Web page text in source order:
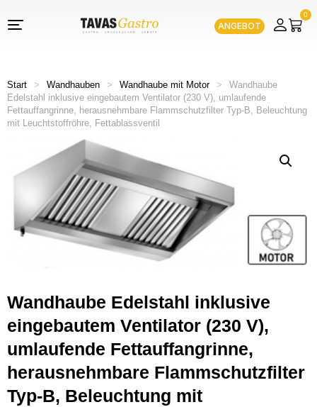
ANGEBOT
0
Start > Wandhauben > Wandhaube mit Motor >
Wandhaube
Edelstahl inklusive eingebautem Ventilator (230 V), umlaufende
Fettauffangrinne, herausnehmbare Flammschutzfilter Typ-B, Beleuchtung
mit Leuchtstoffröhre, Fettablassventil
Wandhaube Edelstahl inklusive
eingebautem Ventilator (230 V),
umlaufende Fettauffangrinne,
herausnehmbare Flammschutzfilter
Typ-B, Beleuchtung mit